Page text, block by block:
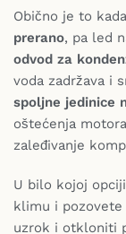
Obično je to
prerano, pa led
odvod za
voda zadržava i
spoljne jedinice
oštećenja
zaleđivanje
U bilo kojoj
klimu i pozovete
uzrok i otkloniti